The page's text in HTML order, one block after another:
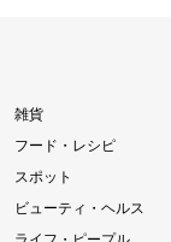
雑貨
フード・レシピ
スポット
ビューティ・ヘルス